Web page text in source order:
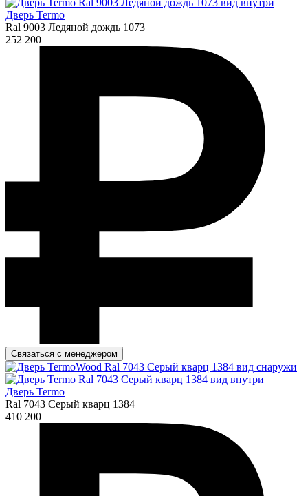
Дверь Termo
Ral 9003 Ледяной дождь 1073
252 200
Связаться с менеджером
Дверь Termo
Ral 7043 Серый кварц 1384
410 200